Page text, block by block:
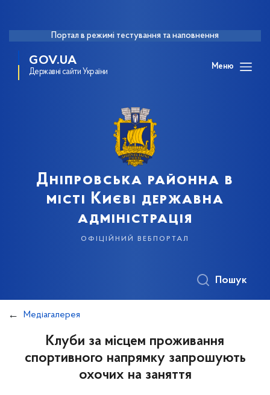
Портал в режимі тестування та наповнення
GOV.UA
Державні сайти України
Меню
Дніпровська районна в
місті Києві державна
адміністрація
офіційний вебпортал
Пошук
Медіагалерея
Клуби за місцем проживання
спортивного напрямку запрошують
охочих на заняття